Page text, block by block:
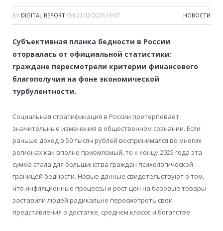
BY DIGITAL REPORT ON 22/12/2025 13:07 НОВОСТИ
Субъективная планка бедности в России
оторвалась от официальной статистики:
граждане пересмотрели критерии финансового
благополучия на фоне экономической
турбулентности.
Социальная стратификация в России претерпевает
значительные изменения в общественном сознании. Если
раньше доход в 50 тысяч рублей воспринимался во многих
регионах как вполне приемлемый, то к концу 2025 года эта
сумма стала для большинства граждан психологической
границей бедности. Новые данные свидетельствуют о том,
что инфляционные процессы и рост цен на базовые товары
заставили людей радикально пересмотреть свои
представления о достатке, среднем классе и богатстве.